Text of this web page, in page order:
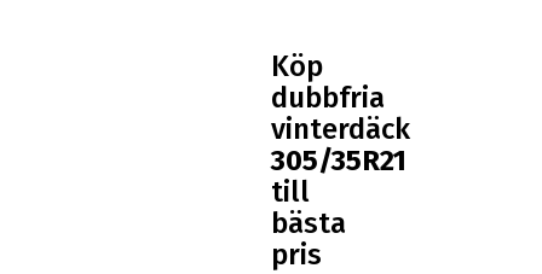
Köp
dubbfria
vinterdäck
305/35R21
till
bästa
pris